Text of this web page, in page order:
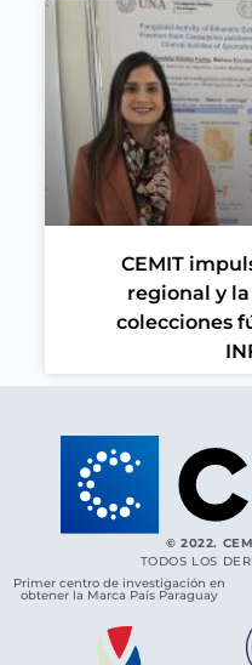
CEMIT
regional y
colecciones
© 2022.
TODOS LOS
Primer centro de investigación en
obtener la Marca País Paraguay